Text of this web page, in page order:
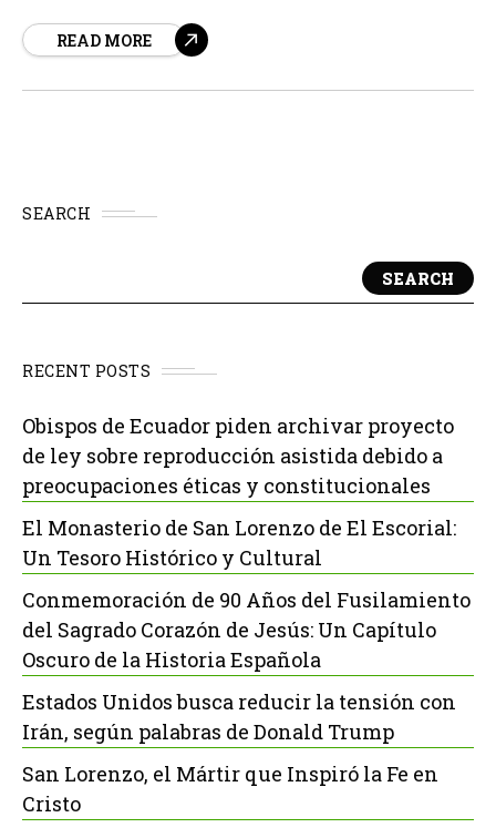
derecho a morir con dignidad. Desde su implementación
READ MORE
SEARCH
SEARCH
RECENT POSTS
Obispos de Ecuador piden archivar proyecto
de ley sobre reproducción asistida debido a
preocupaciones éticas y constitucionales
El Monasterio de San Lorenzo de El Escorial:
Un Tesoro Histórico y Cultural
Conmemoración de 90 Años del Fusilamiento
del Sagrado Corazón de Jesús: Un Capítulo
Oscuro de la Historia Española
Estados Unidos busca reducir la tensión con
Irán, según palabras de Donald Trump
San Lorenzo, el Mártir que Inspiró la Fe en
Cristo